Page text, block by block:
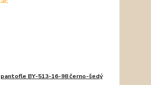
BY-513-16-98 černo-šedý